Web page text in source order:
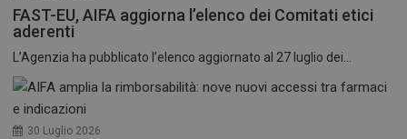
FAST-EU, AIFA aggiorna l’elenco dei Comitati etici
aderenti
L’Agenzia ha pubblicato l’elenco aggiornato al 27 luglio dei...
30 Luglio 2026